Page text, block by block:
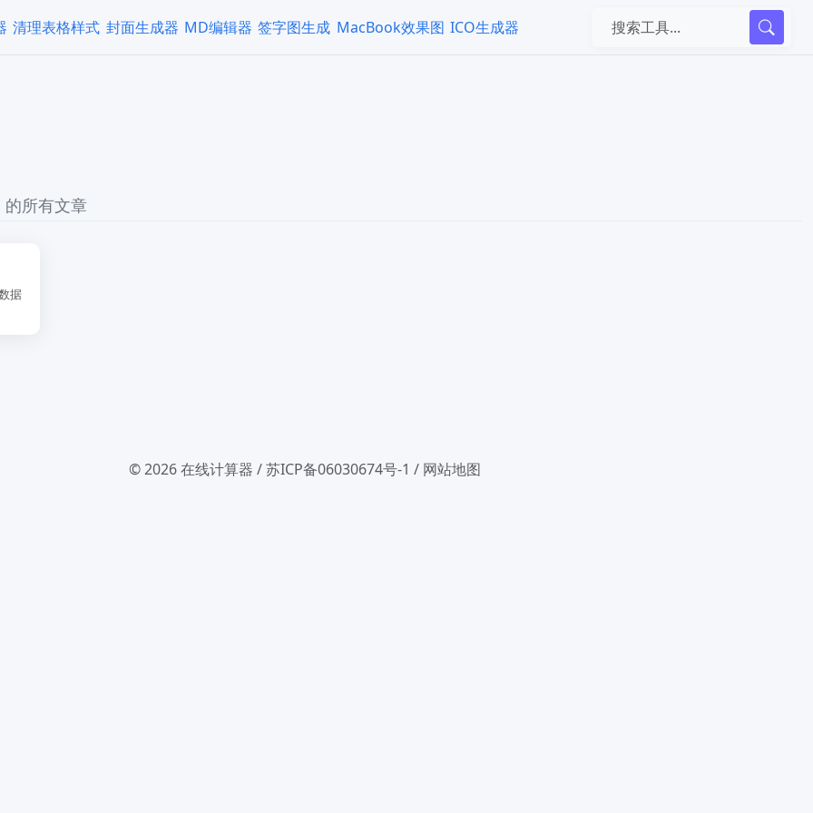
清理表格样式 封面生成器 MD编辑器 签字图生成 MacBook效果图 ICO生成器
所有文章
据
© 2026在线计算器 /苏ICP备06030674号-1 / 网站地图